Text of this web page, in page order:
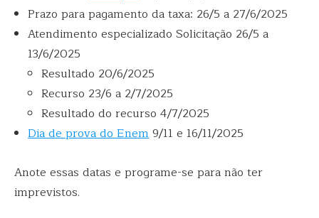
Prazo para pagamento da taxa: 26/5 a 27/6/2025
Atendimento especializado Solicitação 26/5 a
13/6/2025
Resultado 20/6/2025
Recurso 23/6 a 2/7/2025
Resultado do recurso 4/7/2025
Dia de prova do Enem9/11 e 16/11/2025
Anote essas datas e programe-se para não ter
imprevistos.